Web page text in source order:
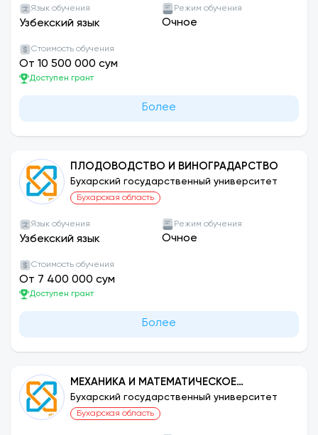
Язык обучения
Узбекский язык
Режим обучения
Очное
Стоимость обучения
От 10 500 000 сум
Доступен грант
Более
ПЛОДОВОДСТВО И ВИНОГРАДАРСТВО
Бухарский государственный университет
Бухарская область
Язык обучения
Узбекский язык
Режим обучения
Очное
Стоимость обучения
От 7 400 000 сум
Доступен грант
Более
МЕХАНИКА И МАТЕМАТИЧЕСКОЕ
МОДЕЛИРОВАНИЕ
Бухарский государственный университет
Бухарская область